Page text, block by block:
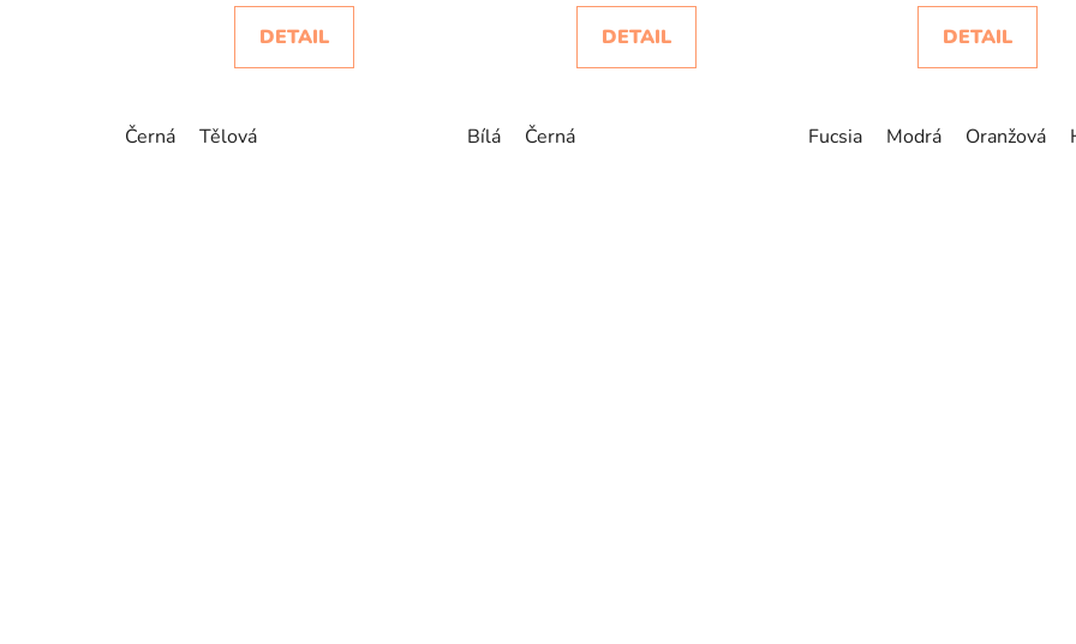
DETAIL
Černá Tělová
DETAIL
Bílá Černá
DETAIL
Fucsia Modrá Oranžová